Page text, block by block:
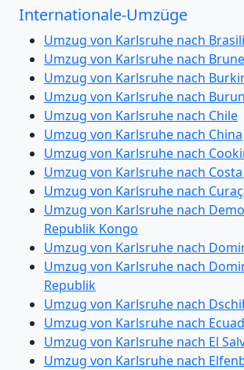
Internationale-Umzüge
Umzug von Karlsruhe nach
Umzug von Karlsruhe nach
Umzug von Karlsruhe nach
Umzug von Karlsruhe nach
Umzug von Karlsruhe nach Chile
Umzug von Karlsruhe nach China
Umzug von Karlsruhe nach
Umzug von Karlsruhe nach Costa
Umzug von Karlsruhe nach
Umzug von Karlsruhe nach
Republik Kongo
Umzug von Karlsruhe nach
Umzug von Karlsruhe nach
Republik
Umzug von Karlsruhe nach
Umzug von Karlsruhe nach
Umzug von Karlsruhe nach El
Umzug von Karlsruhe nach